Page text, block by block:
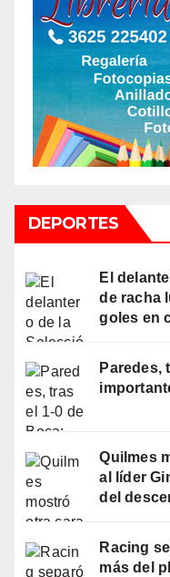
DEPORTES
El
de racha
goles en
Paredes,
Quilmes
al líder
del
Racing
más del